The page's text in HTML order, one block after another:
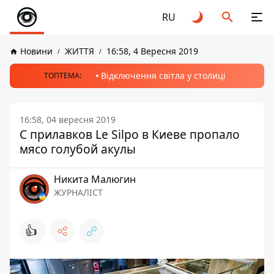
RU
Новини ЖИТТЯ 16:58, 4 Вересня 2019
ТОПТЕМА: Відключення світла у столиці
16:58, 04 вересня 2019
С прилавков Le Silpo в Киеве пропало
мясо голубой акулы
Никита Малюгин
ЖУРНАЛІСТ
👍